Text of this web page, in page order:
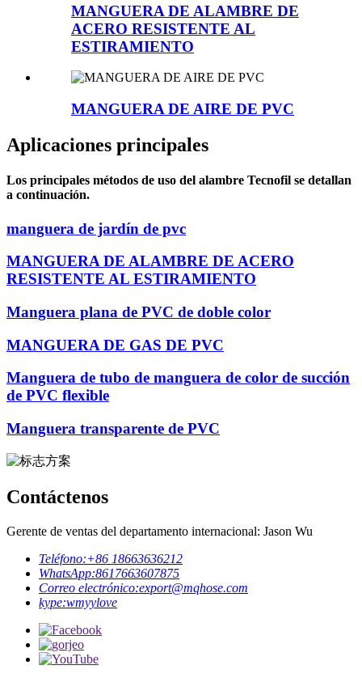
MANGUERA DE ALAMBRE DE
ACERO RESISTENTE AL
ESTIRAMIENTO
MANGUERA DE AIRE DE PVC
Aplicaciones principales
Los principales métodos de uso del alambre Tecnofil se detallan
a continuación.
manguera de jardín de pvc
MANGUERA DE ALAMBRE DE ACERO
RESISTENTE AL ESTIRAMIENTO
Manguera plana de PVC de doble color
MANGUERA DE GAS DE PVC
Manguera de tubo de manguera de color de succión
de PVC flexible
Manguera transparente de PVC
Contáctenos
Gerente de ventas del departamento internacional: Jason Wu
Teléfono:+86 18663636212
WhatsApp:8617663607875
Correo electrónico:export@mqhose.com
kype:wmyylove